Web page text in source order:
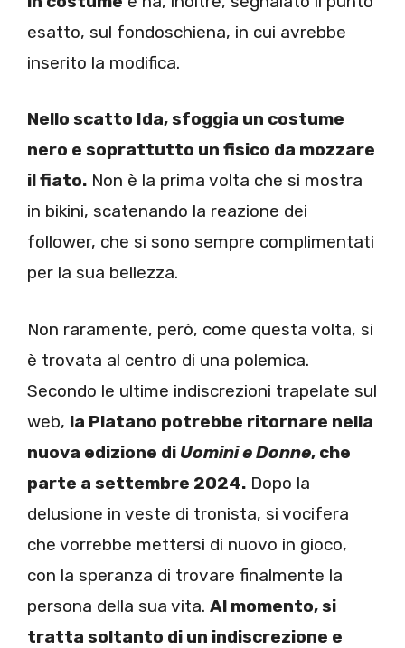
esatto, sul fondoschiena, in cui avrebbe
inserito la modifica.
Nello scatto Ida, sfoggia un costume
nero e soprattutto un fisico da mozzare
il fiato. Non è la prima volta che si mostra
in bikini, scatenando la reazione dei
follower, che si sono sempre complimentati
per la sua bellezza.
Non raramente, però, come questa volta, si
è trovata al centro di una polemica.
Secondo le ultime indiscrezioni trapelate sul
web, la Platano potrebbe ritornare nella
nuova edizione di Uomini e Donne, che
parte a settembre 2024. Dopo la
delusione in veste di tronista, si vocifera
che vorrebbe mettersi di nuovo in gioco,
con la speranza di trovare finalmente la
persona della sua vita. Al momento, si
tratta soltanto di un indiscrezione e